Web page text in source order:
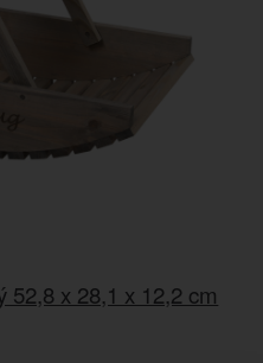
52,8 x 28,1 x 12,2 cm